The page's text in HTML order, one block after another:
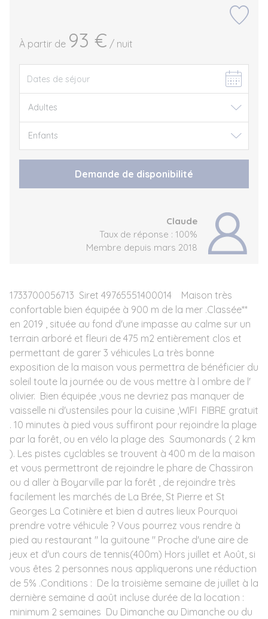
À partir de 93 € / nuit
Demande de disponibilité
Claude
Taux de réponse : 100%
Membre depuis mars 2018
1733700056713 Siret 49765551400014 Maison très
confortable bien équipée à 900 m de la mer .Classée**
en 2019 , située au fond d'une impasse au calme sur un
terrain arboré et fleuri de 475 m2 entièrement clos et
permettant de garer 3 véhicules La très bonne
exposition de la maison vous permettra de bénéficier du
soleil toute la journée ou de vous mettre à l ombre de l'
olivier. Bien équipée ,vous ne devriez pas manquer de
vaisselle ni d'ustensiles pour la cuisine ,WIFI FIBRE gratuit
. 10 minutes à pied vous suffiront pour rejoindre la plage
par la forêt, ou en vélo la plage des Saumonards ( 2 km
). Les pistes cyclables se trouvent à 400 m de la maison
et vous permettront de rejoindre le phare de Chassiron
ou d aller à Boyarville par la forêt , de rejoindre très
facilement les marchés de La Brée, St Pierre et St
Georges La Cotinière et bien d autres lieux Pourquoi
prendre votre véhicule ? Vous pourrez vous rendre à
pied au restaurant " la guitoune " Proche d'une aire de
jeux et d'un cours de tennis(400m) Hors juillet et Août, si
vous êtes 2 personnes nous appliquerons une réduction
de 5% .Conditions : De la troisième semaine de juillet à la
dernière semaine d août incluse durée de la location :
minimum 2 semaines Du Dimanche au Dimanche ou du